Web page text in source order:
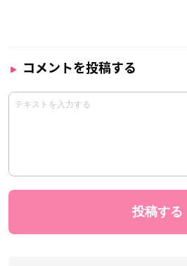
コメントを投稿する